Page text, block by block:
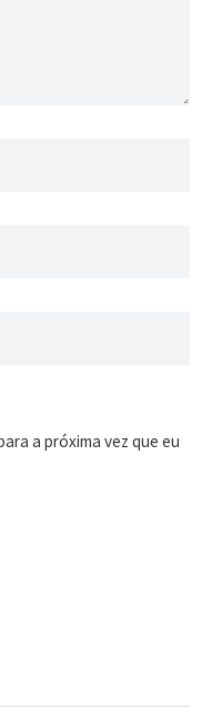
a próxima vez que eu